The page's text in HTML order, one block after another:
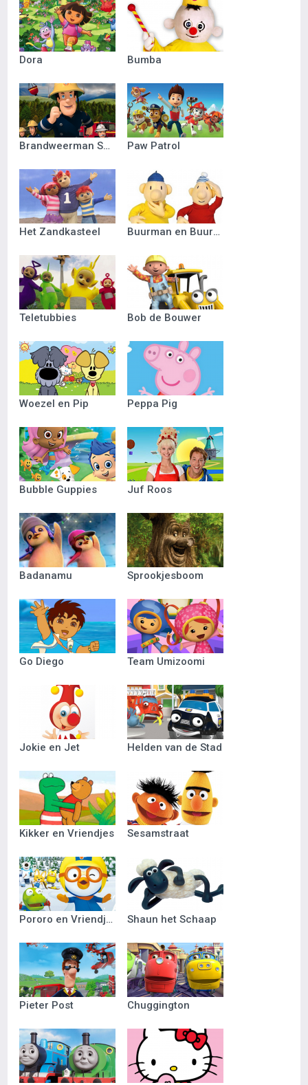
Dora Bumba
Brandweerman Sam Paw Patrol
Het Zandkasteel Buurman en Buurman
Teletubbies Bob de Bouwer
Woezel en Pip Peppa Pig
Bubble Guppies Juf Roos
Badanamu Sprookjesboom
Go Diego Team Umizoomi
Jokie en Jet Helden van de Stad
Kikker en Vriendjes Sesamstraat
Pororo en Vriendjes Shaun het Schaap
Pieter Post Chuggington